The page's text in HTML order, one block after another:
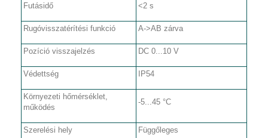
Futásidő <2 s
Rugóvisszatérítési funkció A->AB zárva
Pozíció visszajelzés DC 0...10 V
Védettség IP54
Környezeti hőmérséklet,
működés
-5...45 °C
Szerelési hely Függőleges